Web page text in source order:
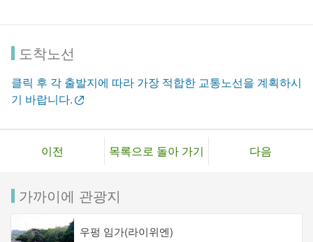
도착노선
클릭 후 각 출발지에 따라 가장 적합한 교통노선을 계획하시
기 바랍니다.
이전 목록으로 돌아 가기 다음
가까이에 관광지
우펑 임가(라이위엔)